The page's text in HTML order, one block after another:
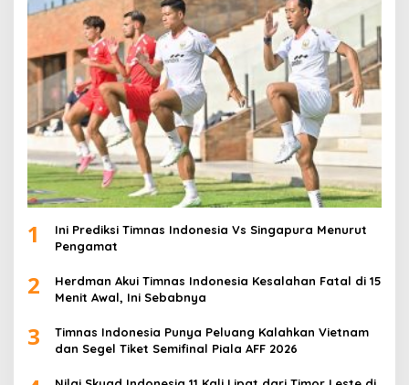
1
Ini Prediksi Timnas Indonesia Vs Singapura Menurut
Pengamat
2
Herdman Akui Timnas Indonesia Kesalahan Fatal di 15
Menit Awal, Ini Sebabnya
3
Timnas Indonesia Punya Peluang Kalahkan Vietnam
dan Segel Tiket Semifinal Piala AFF 2026